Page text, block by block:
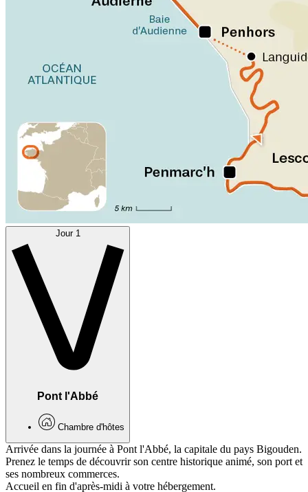
Jour 1
Pont l'Abbé
Chambre d'hôtes
Arrivée dans la journée à Pont l'Abbé, la capitale du pays Bigouden.
Prenez le temps de découvrir son centre historique animé, son port et
ses nombreux commerces.
Accueil en fin d'après-midi à votre hébergement.